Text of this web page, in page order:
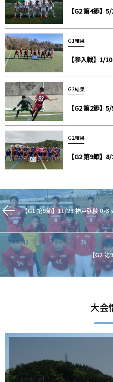
【G2 第4節】
G1結果
【参入戦】1/
G2結果
【G2 第2節】
G2結果
【G2 第9節】
【G1 第9節】11/29 神戸弘陵 0-3
【G2 第
大会